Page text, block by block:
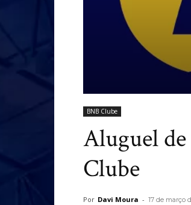
BNB Clube
Aluguel
Clube
Por Davi Moura - 17 de março